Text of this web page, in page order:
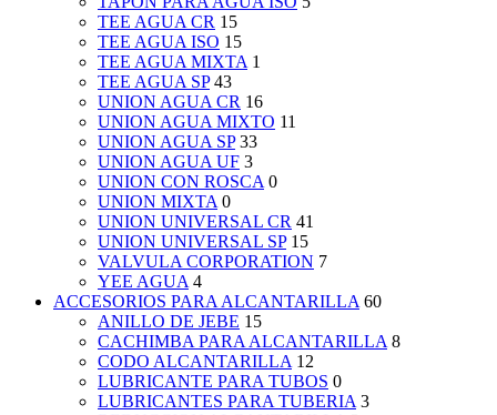
TEE AGUA CR 15
TEE AGUA ISO 15
TEE AGUA MIXTA 1
TEE AGUA SP 43
UNION AGUA CR 16
UNION AGUA MIXTO 11
UNION AGUA SP 33
UNION AGUA UF 3
UNION CON ROSCA 0
UNION MIXTA 0
UNION UNIVERSAL CR 41
UNION UNIVERSAL SP 15
VALVULA CORPORATION 7
YEE AGUA 4
ACCESORIOS PARA ALCANTARILLA 60
ANILLO DE JEBE 15
CACHIMBA PARA ALCANTARILLA 8
CODO ALCANTARILLA 12
LUBRICANTE PARA TUBOS 0
LUBRICANTES PARA TUBERIA 3